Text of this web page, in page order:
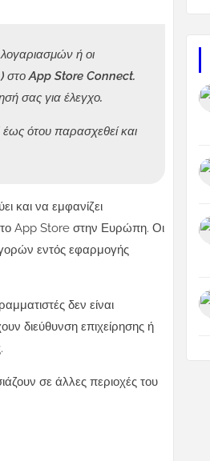
ή οι
) στο App Store Connect.
σας για έλεγχο.
ότου παρασχεθεί και
και να εμφανίζει
App Store στην Ευρώπη. Οι
εντός εφαρμογής
δεν είναι
διεύθυνση επιχείρησης ή
σε άλλες περιοχές του